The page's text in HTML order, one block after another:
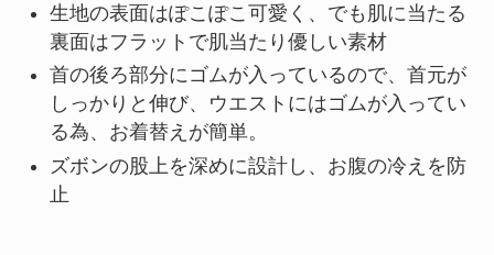
生地の表面はぽこぽこ可愛く、でも肌に当たる
裏面はフラットで肌当たり優しい素材
首の後ろ部分にゴムが入っているので、首元が
しっかりと伸び、ウエストにはゴムが入ってい
る為、お着替えが簡単。
ズボンの股上を深めに設計し、お腹の冷えを防
止